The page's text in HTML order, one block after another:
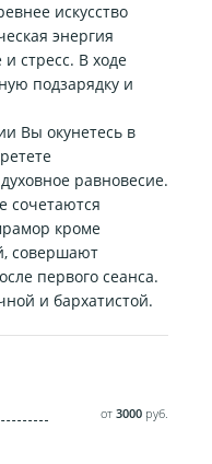
искусство
энергия
стресс. В ходе
подзарядку и
Вы окунетесь в
равновесие.
сочетаются
кроме
совершают
первого сеанса.
и бархатистой.
от 3000руб.